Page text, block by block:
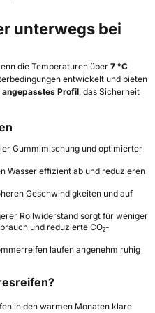
unterwegs bei
die Temperaturen über 7 °C
entwickelt und bieten
angepasstes Profil, das Sicherheit
Gummimischung und optimierter
Wasser effizient ab und reduzieren
Geschwindigkeiten und auf
Rollwiderstand sorgt für weniger
und reduzierte CO₂-
laufen angenehm ruhig
in den warmen Monaten klare